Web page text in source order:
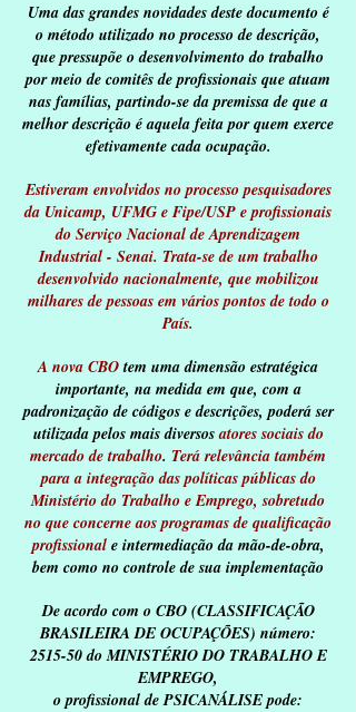
Uma das grandes novidades deste documento é
o método utilizado no processo de descrição,
que pressupõe o desenvolvimento do trabalho
por meio de comitês de profissionais que atuam
nas famílias, partindo-se da premissa de que a
melhor descrição é aquela feita por quem exerce
efetivamente cada ocupação.
Estiveram envolvidos no processo pesquisadores
da Unicamp, UFMG e Fipe/USP e profissionais
do Serviço Nacional de Aprendizagem
Industrial - Senai. Trata-se de um trabalho
desenvolvido nacionalmente, que mobilizou
milhares de pessoas em vários pontos de todo o
País.
A nova CBO tem uma dimensão estratégica
importante, na medida em que, com a
padronização de códigos e descrições, poderá ser
utilizada pelos mais diversosatores sociais do
mercado de trabalho. Terá relevância também
para a integração das políticas públicas do
Ministério do Trabalho e Emprego, sobretudo
no que concerne aos programas de qualificação
profissional e intermediação da mão-de-obra,
bem como no controle de sua implementação
De acordo com o CBO (CLASSIFICAÇÃO
BRASILEIRA DE OCUPAÇÕES) número:
2515-50 do MINISTÉRIO DO TRABALHO E
EMPREGO,
o profissional de PSICANÁLISE pode: